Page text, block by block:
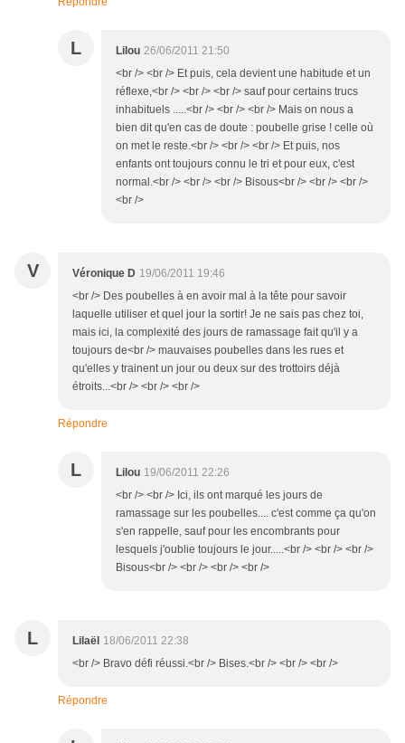
L Lilou 26/06/2011 21:50
<br /> <br /> Et puis, cela devient une habitude et un
réflexe,<br /> <br /> <br /> sauf pour certains trucs
inhabituels .....<br /> <br /> <br /> Mais on nous a
bien dit qu'en cas de doute : poubelle grise ! celle où
on met le reste.<br /> <br /> <br /> Et puis, nos
enfants ont toujours connu le tri et pour eux, c'est
normal.<br /> <br /> <br /> Bisous<br /> <br /> <br />
<br />
V Véronique D 19/06/2011 19:46
<br /> Des poubelles à en avoir mal à la tête pour savoir
laquelle utiliser et quel jour la sortir! Je ne sais pas chez toi,
mais ici, la complexité des jours de ramassage fait qu'il y a
toujours de<br /> mauvaises poubelles dans les rues et
qu'elles y trainent un jour ou deux sur des trottoirs déjà
étroits...<br /> <br /> <br />
Répondre
L Lilou 19/06/2011 22:26
<br /> <br /> Ici, ils ont marqué les jours de
ramassage sur les poubelles.... c'est comme ça qu'on
s'en rappelle, sauf pour les encombrants pour
lesquels j'oublie toujours le jour.....<br /> <br /> <br />
Bisous<br /> <br /> <br /> <br />
L Lilaël 18/06/2011 22:38
<br /> Bravo défi réussi.<br /> Bises.<br /> <br /> <br />
Répondre